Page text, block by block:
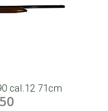
cal.12 71cm